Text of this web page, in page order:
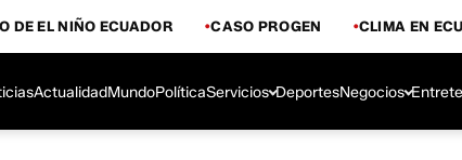
DE EL NIÑO ECUADOR CASO PROGEN CLIMA EN
ActualidadMundoPolíticaServicios DeportesNegocios